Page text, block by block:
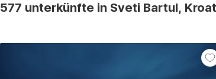
577 unterkünfte in Sveti Bartul,